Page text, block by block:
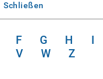
Schließen
F G H I
V W Z